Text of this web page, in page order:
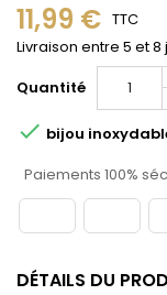
11,99 € TTC
Livraison entre 5 et
Quantité
 bijou
Paiements 100%
DÉTAILS DU